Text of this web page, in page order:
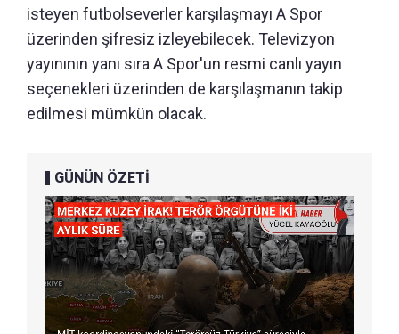
isteyen futbolseverler karşılaşmayı A Spor
üzerinden şifresiz izleyebilecek. Televizyon
yayınının yanı sıra A Spor'un resmi canlı yayın
seçenekleri üzerinden de karşılaşmanın takip
edilmesi mümkün olacak.
GÜNÜN ÖZETİ